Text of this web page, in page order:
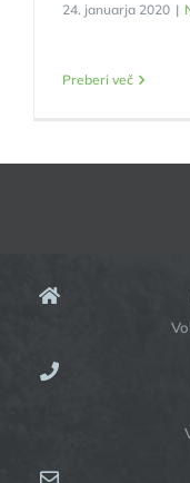
24. januarja 2020 |
Preberi več